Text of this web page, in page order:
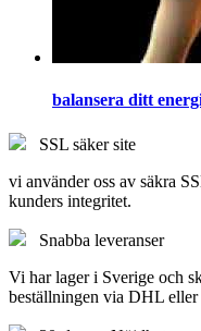
balansera ditt
SSL säker site
vi använder oss av säkra
kunders integritet.
Snabba leveranser
Vi har lager i Sverige och
beställningen via DHL eller